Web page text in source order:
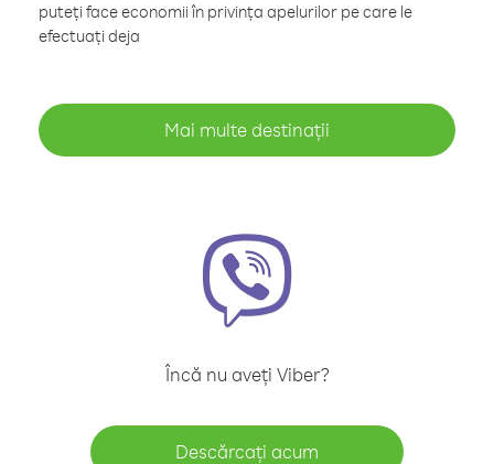
puteți face economii în privința apelurilor pe care le
efectuați deja
Mai multe destinații
Încă nu aveți Viber?
Descărcați acum